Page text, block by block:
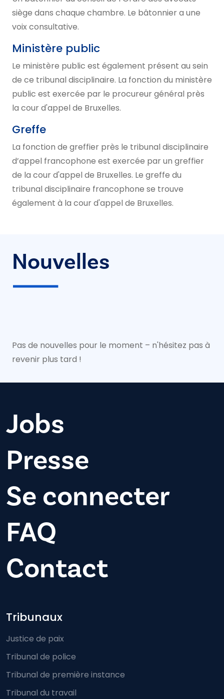
siège dans chaque chambre. Le bâtonnier a une
voix consultative.
Ministère public
Le ministère public est également présent au sein
de ce tribunal disciplinaire. La fonction du ministère
public est exercée par le procureur général près
la cour d'appel de Bruxelles.
Greffe
La fonction de greffier près le tribunal disciplinaire
d’appel francophone est exercée par un greffier
de la cour d'appel de Bruxelles. Le greffe du
tribunal disciplinaire francophone se trouve
également à la cour d'appel de Bruxelles.
Nouvelles
Pas de nouvelles pour le moment – n'hésitez pas à
revenir plus tard !
Jobs
Presse
Se connecter
FAQ
Contact
Footer-menu
Tribunaux
Justice de paix
Tribunal de police
Tribunal de première instance
Tribunal du travail